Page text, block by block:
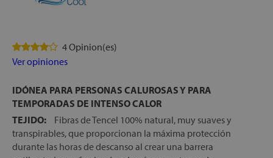
4 Opinion(es)
Ver opiniones
IDÓNEA PARA PERSONAS CALUROSAS Y PARA
TEMPORADAS DE INTENSO CALOR
TEJIDO:
Fibras de Tencel 100% natural, muy suaves y
transpirables, que proporcionan la máxima protección
durante las horas de descanso al crear una barrera